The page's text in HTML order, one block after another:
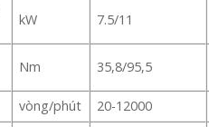
kW 7.5/11
Nm 35,8/95,5
vòng/phút
20-12000